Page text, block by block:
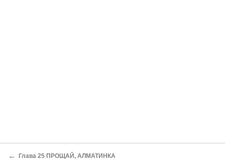
← Глава 25 ПРОЩАЙ, АЛМАТИНКА